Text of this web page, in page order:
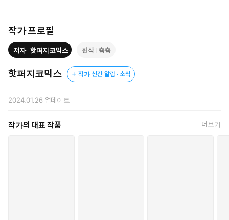
작가 프로필
저자 핫퍼지코믹스 원작 춈춈
핫퍼지코믹스 작가 신간 알림 · 소식
2024.01.26 업데이트
작가의 대표 작품 더보기